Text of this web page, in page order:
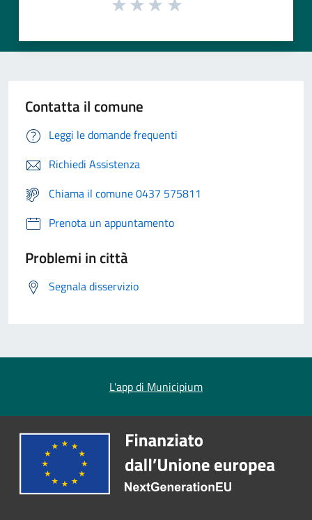
Contatta il comune
Leggi le domande frequenti
Richiedi Assistenza
Chiama il comune 0437 575811
Prenota un appuntamento
Problemi in città
Segnala disservizio
L'app di Municipium